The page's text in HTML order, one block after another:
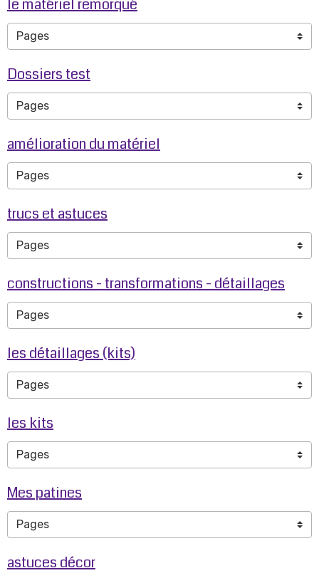
le matériel remorqué
Dossiers test
amélioration du matériel
trucs et astuces
constructions - transformations - détaillages
les détaillages (kits)
les kits
Mes patines
astuces décor